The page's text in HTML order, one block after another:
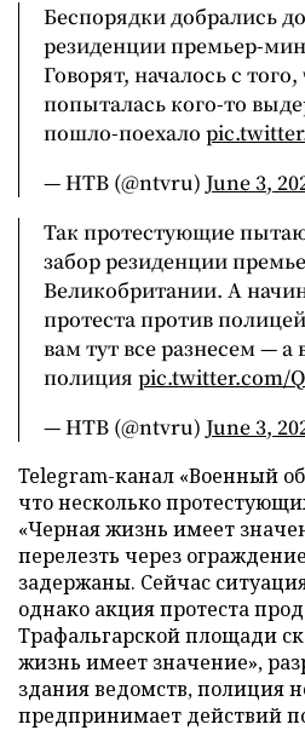
Беспорядки добрались
резиденции премьер-
Говорят, началось с
попыталась кого-то
пошло-поехало
— НТВ (@ntvru) June 3,
Так протестующие
забор резиденции
Великобритании. А
протеста против
вам тут все разнесем — а
полиция pic.twitter.com/
— НТВ (@ntvru) June 3,
Telegram-канал «Военный
что несколько
«Черная жизнь имеет
перелезть через
задержаны. Сейчас
однако акция протеста
Трафальгарской площади
жизнь имеет значение»,
здания ведомств, полиция
предпринимает действий